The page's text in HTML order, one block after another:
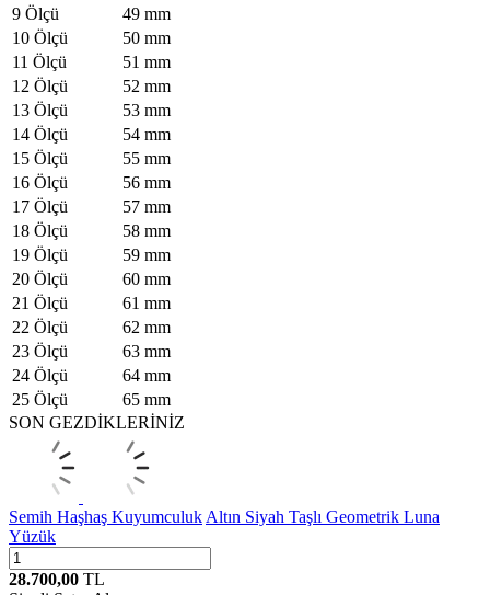
9 Ölçü
49 mm
10 Ölçü
50 mm
11 Ölçü
51 mm
12 Ölçü
52 mm
13 Ölçü
53 mm
14 Ölçü
54 mm
15 Ölçü
55 mm
16 Ölçü
56 mm
17 Ölçü
57 mm
18 Ölçü
58 mm
19 Ölçü
59 mm
20 Ölçü
60 mm
21 Ölçü
61 mm
22 Ölçü
62 mm
23 Ölçü
63 mm
24 Ölçü
64 mm
25 Ölçü
65 mm
SON GEZDİKLERİNİZ
Semih Haşhaş Kuyumculuk Altın Siyah Taşlı Geometrik Luna
Yüzük
28.700,00 TL